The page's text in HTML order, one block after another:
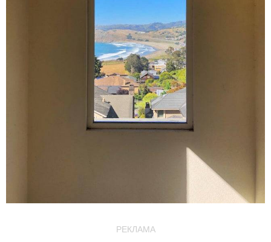
РЕКЛАМА